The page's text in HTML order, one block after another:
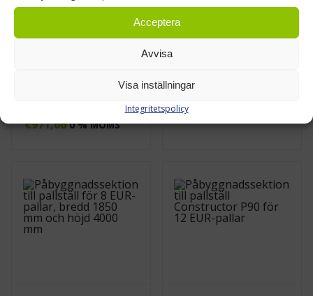
Acceptera
Avvisa
Visa inställningar
Integritetspolicy
EUR-pallar, H 4000
€971,66 0 % MOMS
EUR‑pallar, 4000 mm
€1228,04